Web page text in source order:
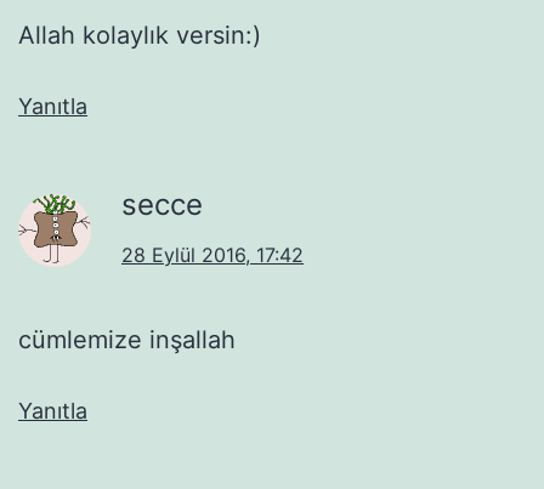
Allah kolaylık versin:)
Yanıtla
secce
28 Eylül 2016, 17:42
cümlemize inşallah
Yanıtla